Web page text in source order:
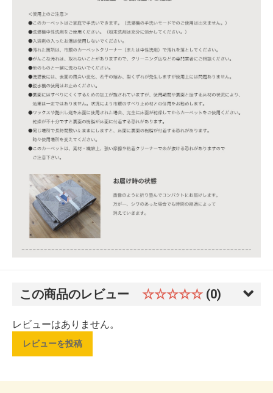
この商品のレビュー ☆☆☆☆☆ (0)
レビューはありません。
レビューを投稿